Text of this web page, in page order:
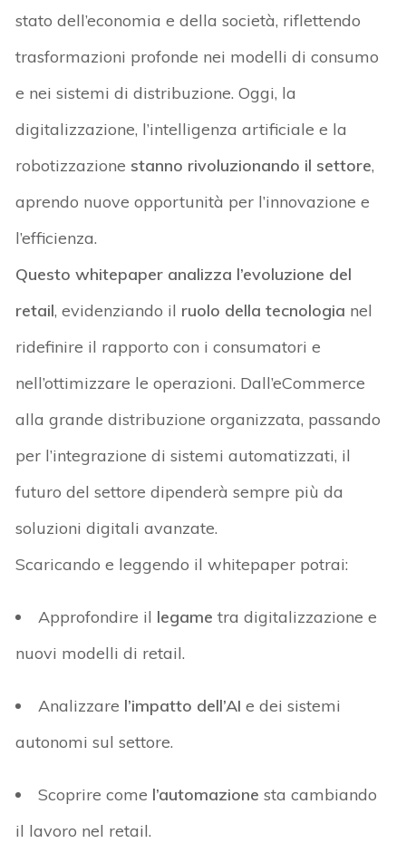
stato dell’economia e della società, riflettendo
trasformazioni profonde nei modelli di consumo
e nei sistemi di distribuzione. Oggi, la
digitalizzazione, l’intelligenza artificiale e la
robotizzazione stanno rivoluzionando il settore,
aprendo nuove opportunità per l’innovazione e
l’efficienza.
Questowhitepaper analizza l’evoluzione del
retail, evidenziando il ruolo della tecnologia nel
ridefinire il rapporto con i consumatori e
nell’ottimizzare le operazioni. Dall’eCommerce
alla grande distribuzione organizzata, passando
per l’integrazione di sistemi automatizzati, il
futuro del settore dipenderà sempre più da
soluzioni digitali avanzate.
Scaricando e leggendo ilwhitepaper potrai:
Approfondire il legame tra digitalizzazione e
nuovi modelli di retail.
Analizzare l’impatto dell’AI e dei sistemi
autonomi sul settore.
Scoprirecome l’automazione sta cambiando
il lavoro nel retail.